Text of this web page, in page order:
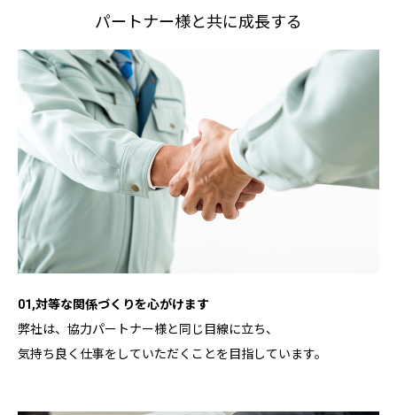
パートナー様と共に成長する
01,対等な関係づくりを心がけます
弊社は、協力パートナー様と同じ目線に立ち、
気持ち良く仕事をしていただくことを目指しています。